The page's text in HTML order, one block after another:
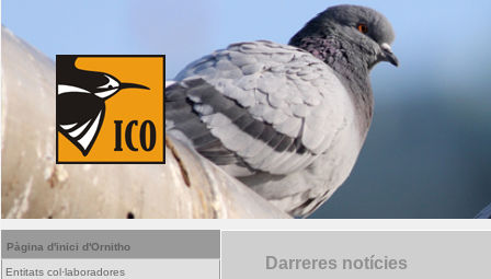
Pàgina d'inici d'Ornitho
Entitats col·laboradores Darreres notícies